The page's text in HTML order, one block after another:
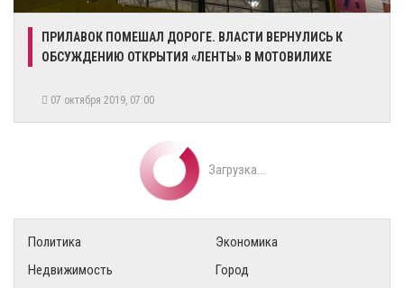
ПРИЛАВОК ПОМЕШАЛ ДОРОГЕ. ВЛАСТИ ВЕРНУЛИСЬ К
ОБСУЖДЕНИЮ ОТКРЫТИЯ «ЛЕНТЫ» В МОТОВИЛИХЕ
07 октября 2019, 07:00
Загрузка...
Политика
Экономика
Недвижимость
Город